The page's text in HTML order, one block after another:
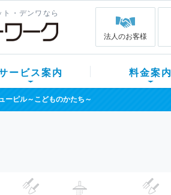
・デンワなら
法人のお客様
ービス案内 料金案内
ーピル～こどものかたち～